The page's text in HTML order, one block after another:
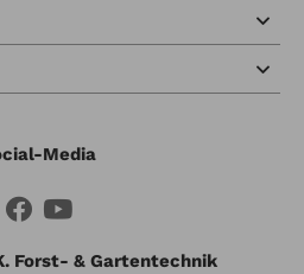
Media
Forst- & Gartentechnik